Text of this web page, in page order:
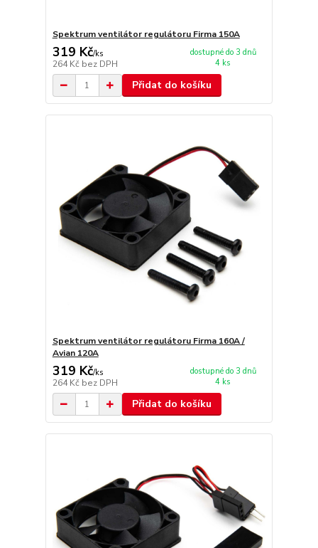
Spektrum ventilátor regulátoru Firma 150A
319 Kč/ks
264 Kč bez DPH
dostupné do 3 dnů
4 ks
Přidat do košíku
Spektrum ventilátor regulátoru Firma 160A /
Avian 120A
319 Kč/ks
264 Kč bez DPH
dostupné do 3 dnů
4 ks
Přidat do košíku